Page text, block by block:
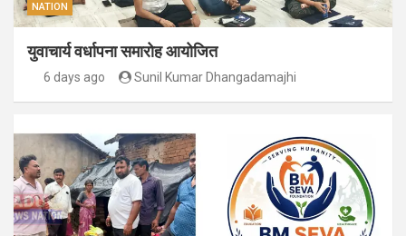
NATION
युवाचार्य वर्धापना समारोह आयोजित
6 days ago Sunil Kumar Dhangadamajhi